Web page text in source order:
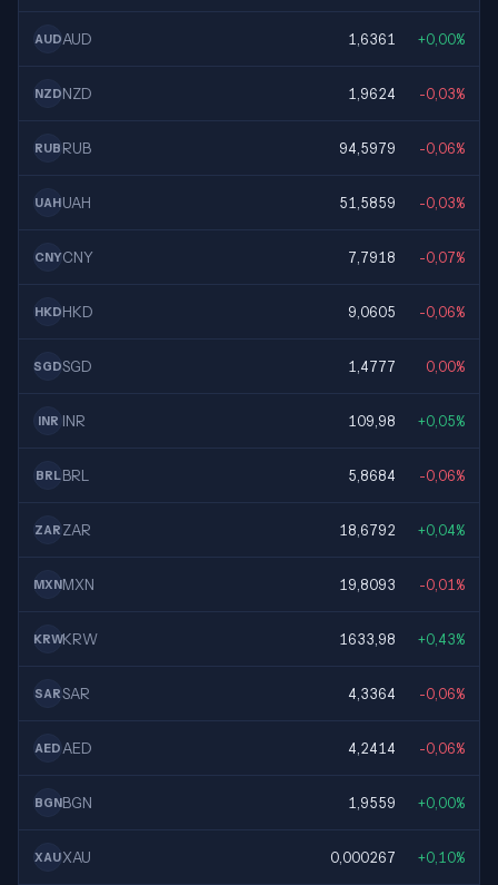
AUDAUD 1,6361 +0,00%
NZDNZD 1,9624 -0,03%
RUB RUB 94,5979 -0,06%
UAHUAH 51,5859 -0,03%
CNYCNY 7,7918 -0,07%
HKDHKD 9,0605 -0,06%
SGDSGD 1,4777 0,00%
INR INR 109,98 +0,05%
BRL BRL 5,8684 -0,06%
ZAR ZAR 18,6792 +0,04%
MXNMXN 19,8093 -0,01%
KRWKRW 1633,98 +0,43%
SARSAR 4,3364 -0,06%
AED AED 4,2414 -0,06%
BGNBGN 1,9559 +0,00%
XAUXAU 0,000267 +0,10%